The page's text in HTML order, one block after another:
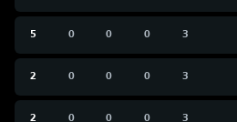
3
0
0
0
5
3
0
0
0
2
3
0
0
0
2